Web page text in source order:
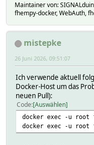
Maintainer von:
fhempy-docker, WebAuth,
mistepke
26 Juni 2026, 09:51:07
Ich verwende aktuell
Docker-Host um das
neuen Pull):
Code Auswählen
docker exec -u root
docker exec -u root